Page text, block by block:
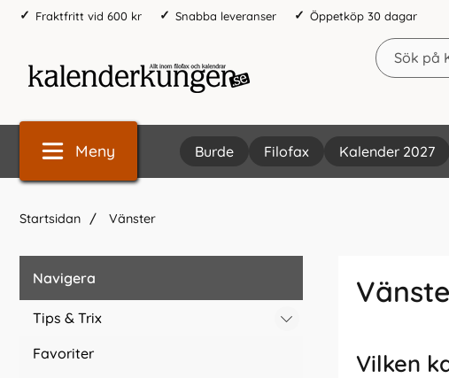
Fraktfritt vid 600 kr Snabba leveranser Öppetköp 30 dagar
Meny Burde Filofax Kalender 2027
Startsidan Vänster
Navigera
Tips & Trix
Favoriter
Vilken